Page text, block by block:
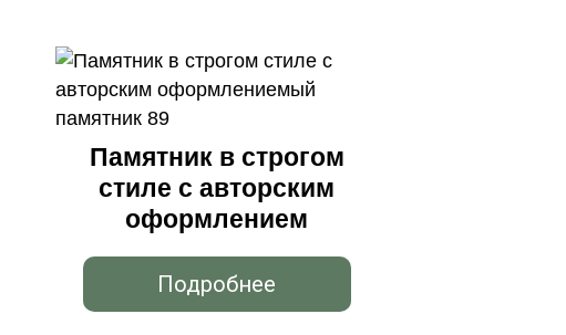
Памятник в строгом
стиле с авторским
оформлением
Подробнее